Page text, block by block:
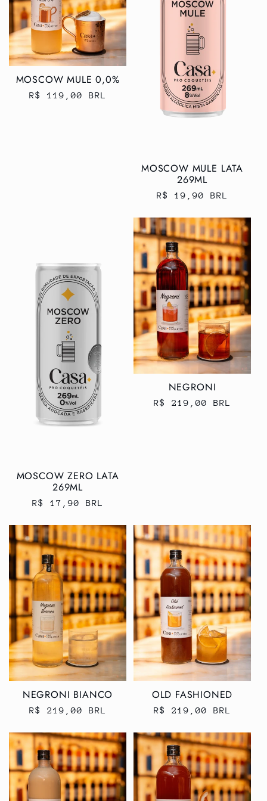
o
:
MOSCOW MULE 0,0%
Preço
R$ 119,00 BRL
MOSCOW MULE LATA
269ML
Preço
R$ 19,90 BRL
MOSCOW ZERO LATA
269ML
Preço
R$ 17,90 BRL
NEGRONI
Preço
R$ 219,00 BRL
NEGRONI BIANCO
Preço
R$ 219,00 BRL
OLD FASHIONED
Preço
R$ 219,00 BRL